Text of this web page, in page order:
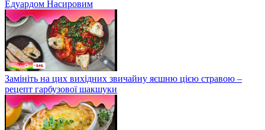
Едуардом Насировим
Замініть на цих вихідних звичайну яєшню цією стравою –
рецепт гарбузової шакшуки